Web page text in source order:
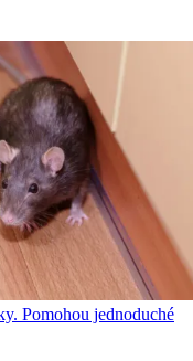
Pomohou jednoduché